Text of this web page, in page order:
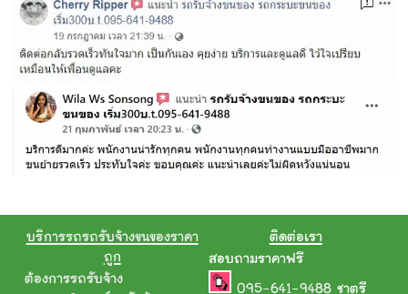
บริการรถรถรับจ้างขนของราคา
ถูก
ต้องการรถรับจ้าง
ติดต่อเรา
สอบถามราคาฟรี
095-641-9488 ชาตรี